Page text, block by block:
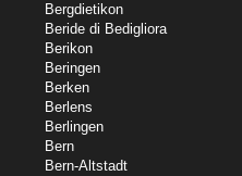
Bergdietikon
Beride di Bedigliora
Berikon
Beringen
Berken
Berlens
Berlingen
Bern
Bern-Altstadt